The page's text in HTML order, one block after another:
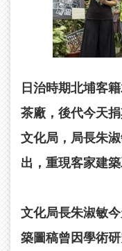
日治時期北埔客
茶廠，後代今天
文化局，局長朱
出，重現客家建築
文化局長朱淑敏
築圖稿曾因學術